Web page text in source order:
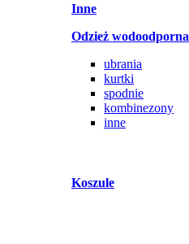
Inne
Odzież wodoodporna
ubrania
kurtki
spodnie
kombinezony
inne
Koszule